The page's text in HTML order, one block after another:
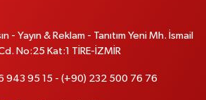
- Yayın & Reklam - Tanıtım Yeni Mh. İsmail
Cd. No:25 Kat:1 TİRE-İZMİR
943 95 15 - (+90) 232 500 76 76